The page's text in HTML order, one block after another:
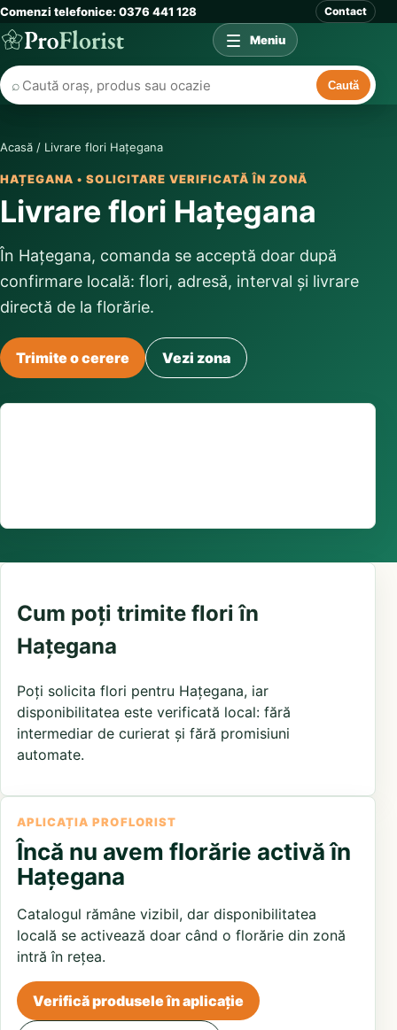
Comenzi telefonice: 0376 441 128 Contact
⌕ Caută
Meniu
Acasă / Livrare flori Hațegana
HAȚEGANA • SOLICITARE VERIFICATĂ ÎN ZONĂ
Livrare flori Hațegana
În Hațegana, comanda se acceptă doar după
confirmare locală: flori, adresă, interval și livrare
directă de la florărie.
Trimite o cerere Vezi zona
Cum poți trimite flori în
Hațegana
Poți solicita flori pentru Hațegana, iar
disponibilitatea este verificată local: fără
intermediar de curierat și fără promisiuni
automate.
APLICAȚIA PROFLORIST
Încă nu avem florărie activă în
Hațegana
Catalogul rămâne vizibil, dar disponibilitatea
locală se activează doar când o florărie din zonă
intră în rețea.
Verifică produsele în aplicație